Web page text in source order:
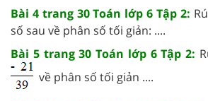
Bài 4 trang 30 Toán lớp 6 Tập 2:
số sau về phân số tối giản: ....
Bài 5 trang 30 Toán lớp 6 Tập 2:
về phân số tối giản ....